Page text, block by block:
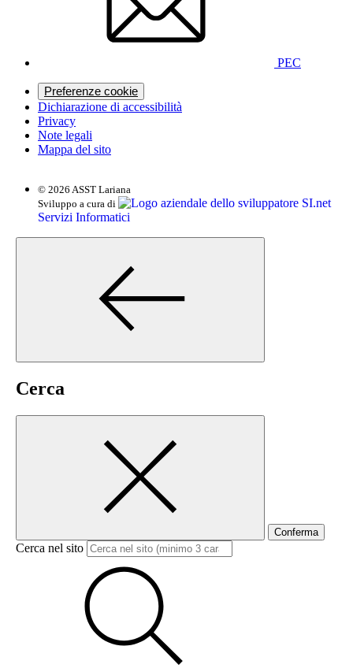
PEC
Preferenze cookie
Dichiarazione di accessibilità
Privacy
Note legali
Mappa del sito
© 2026 ASST Lariana
Sviluppo a cura di
SI.net
Servizi Informatici
Cerca
Conferma
Cerca nel sito